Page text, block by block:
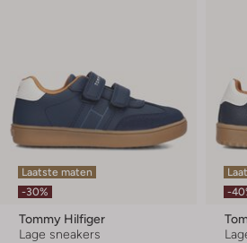
Laatste maten
-30%
Tommy Hilfiger
Lage sneakers
-